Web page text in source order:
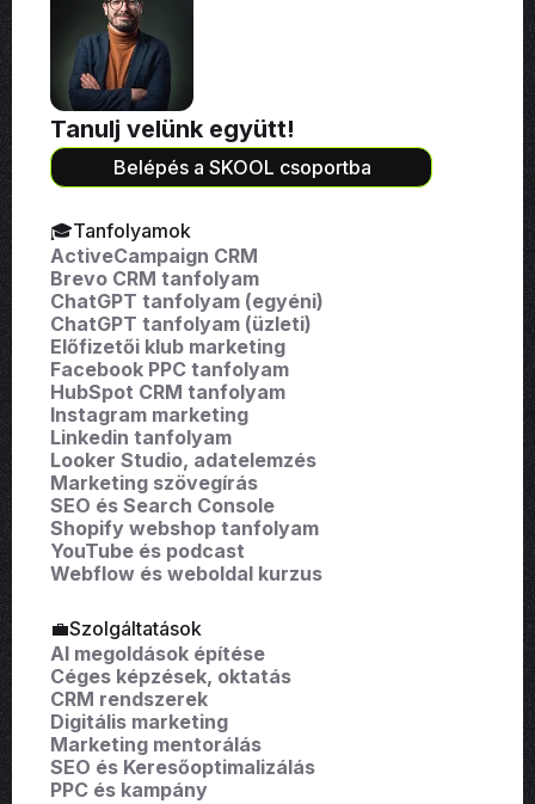
Tanulj velünk együtt!
Belépés a SKOOL csoportba
🎓Tanfolyamok
ActiveCampaign CRM
Brevo CRM tanfolyam
ChatGPT tanfolyam (egyéni)
ChatGPT tanfolyam (üzleti)
Előfizetői klub marketing
Facebook PPC tanfolyam
HubSpot CRM tanfolyam
Instagram marketing
Linkedin tanfolyam
Looker Studio, adatelemzés
Marketing szövegírás
SEO és Search Console
Shopify webshop tanfolyam
YouTube és podcast
Webflow és weboldal kurzus
💼Szolgáltatások
AI megoldások építése
Céges képzések, oktatás
CRM rendszerek
Digitális marketing
Marketing mentorálás
SEO és Keresőoptimalizálás
PPC és kampány